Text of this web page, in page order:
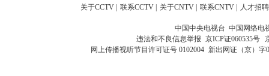
关于CCTV 联系CCTV 关于CNTV 联系CNTV 人才招聘
中国中央电视台 中国网络电
违法和不良信息举报 京ICP证060535号
网上传播视听节目许可证号 0102004 新出网证（京）